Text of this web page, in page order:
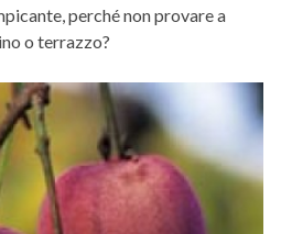
perché non provare a
o terrazzo?